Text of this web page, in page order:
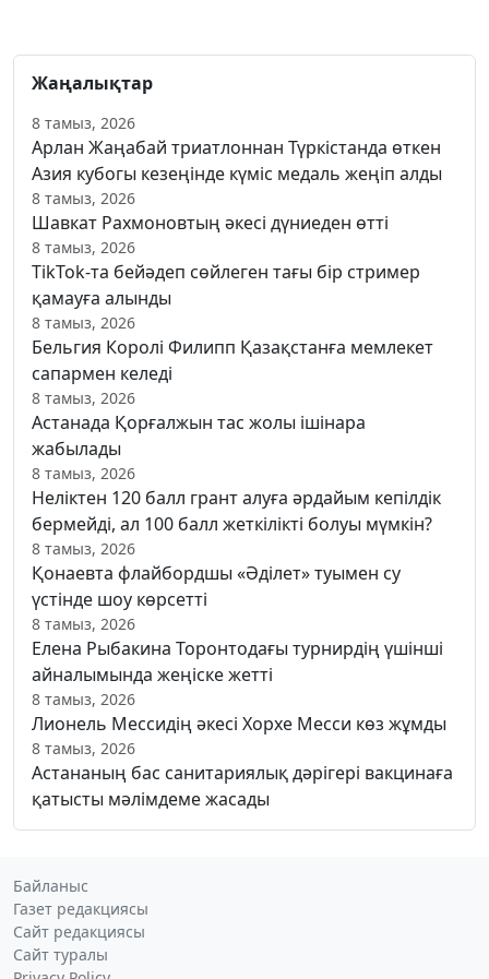
Жаңалықтар
8 тамыз, 2026
Арлан Жаңабай триатлоннан Түркістанда өткен
Азия кубогы кезеңінде күміс медаль жеңіп алды
8 тамыз, 2026
Шавкат Рахмоновтың әкесі дүниеден өтті
8 тамыз, 2026
TikTok-та бейәдеп сөйлеген тағы бір стример
қамауға алынды
8 тамыз, 2026
Бельгия Королі Филипп Қазақстанға мемлекет
сапармен келеді
8 тамыз, 2026
Астанада Қорғалжын тас жолы ішінара
жабылады
8 тамыз, 2026
Неліктен 120 балл грант алуға әрдайым кепілдік
бермейді, ал 100 балл жеткілікті болуы мүмкін?
8 тамыз, 2026
Қонаевта флайбордшы «Әділет» туымен су
үстінде шоу көрсетті
8 тамыз, 2026
Елена Рыбакина Торонтодағы турнирдің үшінші
айналымында жеңіске жетті
8 тамыз, 2026
Лионель Мессидің әкесі Хорхе Месси көз жұмды
8 тамыз, 2026
Астананың бас санитариялық дәрігері вакцинаға
қатысты мәлімдеме жасады
Байланыс
Газет редакциясы
Сайт редакциясы
Сайт туралы